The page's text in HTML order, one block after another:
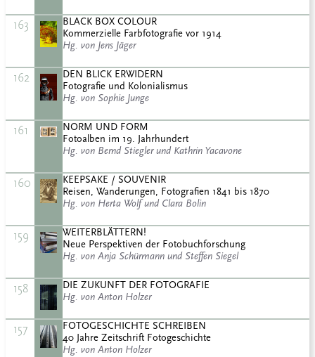
163
BLACK BOX COLOUR
Kommerzielle Farbfotografie vor 1914
Hg. von Jens Jäger
162
DEN BLICK ERWIDERN
Fotografie und Kolonialismus
Hg. von Sophie Junge
161
NORM UND FORM
Fotoalben im 19. Jahrhundert
Hg. von Bernd Stiegler und Kathrin Yacavone
160
KEEPSAKE / SOUVENIR
Reisen, Wanderungen, Fotografien 1841 bis 1870
Hg. von Herta Wolf und Clara Bolin
159
WEITERBLÄTTERN!
Neue Perspektiven der Fotobuchforschung
Hg. von Anja Schürmann und Steffen Siegel
158
DIE ZUKUNFT DER FOTOGRAFIE
Hg. von Anton Holzer
157
FOTOGESCHICHTE SCHREIBEN
40 Jahre Zeitschrift Fotogeschichte
Hg. von Anton Holzer